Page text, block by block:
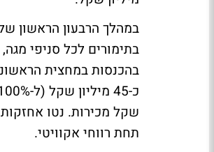
תחת רווחי אקוויטי.